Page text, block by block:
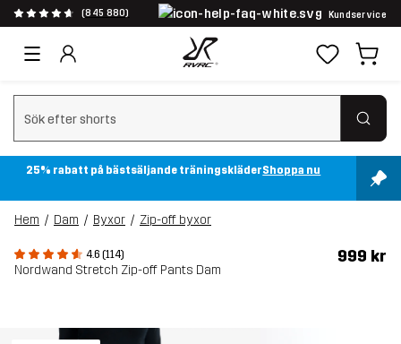
(845 880) Kundservice
Rensa sök
25% rabatt på bästsäljande träningskläderShoppa nu
Hem Dam Byxor Zip-off byxor
4.6 (114)
Nordwand Stretch Zip-off Pants Dam
999 kr